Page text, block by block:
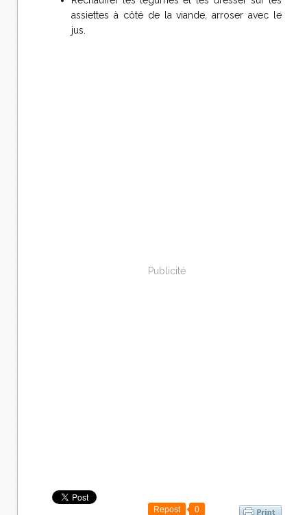
assiettes à côté de la viande, arroser avec le
jus.
Publicité
Repost 0